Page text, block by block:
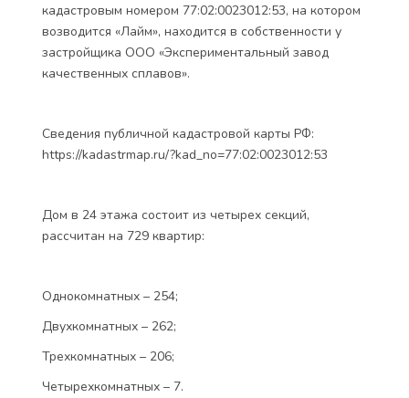
кадастровым номером 77:02:0023012:53, на котором
возводится «Лайм», находится в собственности у
застройщика ООО «Экспериментальный завод
качественных сплавов».
Сведения публичной кадастровой карты РФ:
https://kadastrmap.ru/?kad_no=77:02:0023012:53
Дом в 24 этажа состоит из четырех секций,
рассчитан на 729 квартир:
Однокомнатных – 254;
Двухкомнатных – 262;
Трехкомнатных – 206;
Четырехкомнатных – 7.